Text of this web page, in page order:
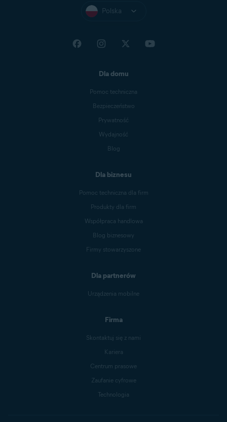
Polska
Dla domu
Pomoc techniczna
Bezpieczeństwo
Prywatność
Wydajność
Blog
Dla biznesu
Pomoc techniczna dla firm
Produkty dla firm
Współpraca handlowa
Blog biznesowy
Firmy stowarzyszone
Dla partnerów
Urządzenia mobilne
Firma
Skontaktuj się z nami
Kariera
Centrum prasowe
Zaufanie cyfrowe
Technologia